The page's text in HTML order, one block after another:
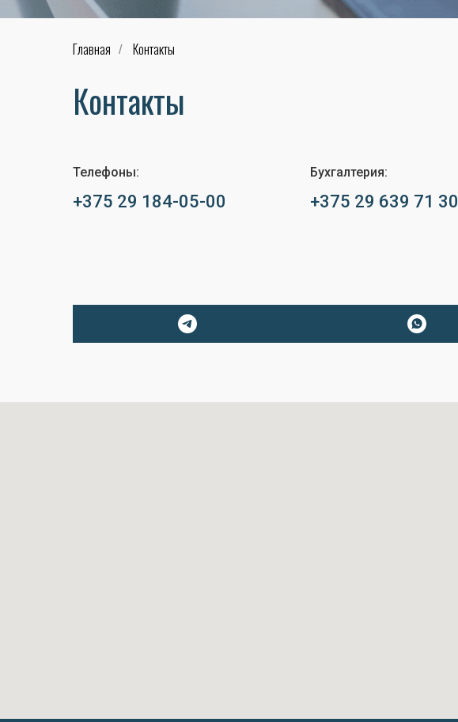
Главная / Контакты
Контакты
Телефоны:
+375 29 184-05-00
Бухгалтерия:
+375 29 639 71 30